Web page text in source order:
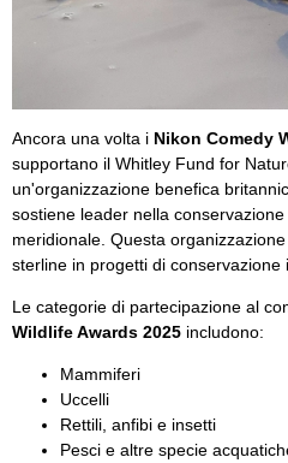
Ancora una volta i Nikon Comedy
supportano il Whitley Fund for
un'organizzazione benefica
sostiene leader nella
meridionale. Questa
sterline in progetti di conservazione
Le categorie di partecipazione al
Wildlife Awards 2025 includono:
Mammiferi
Uccelli
Rettili, anfibi e insetti
Pesci e altre specie